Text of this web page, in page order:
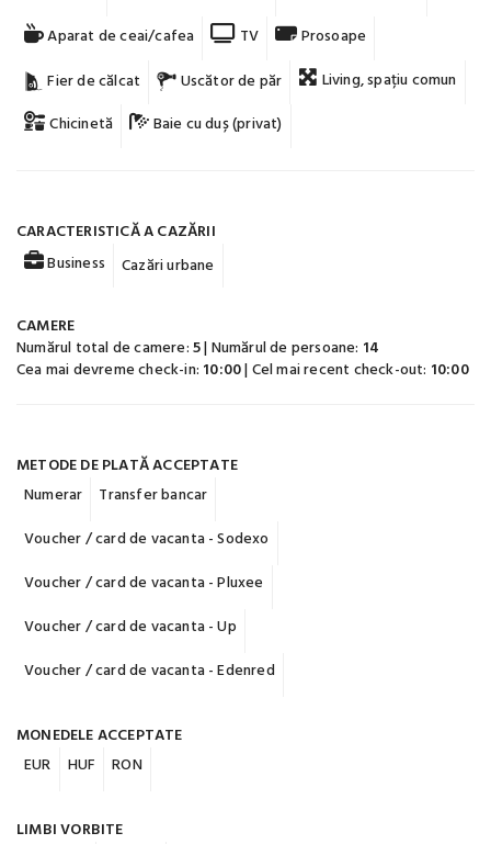
Aparat de ceai/cafea
TV
Prosoape
Fier de călcat
Uscător de păr
Living, spațiu comun
Chicinetă
Baie cu duș (privat)
CARACTERISTICĂ A CAZĂRII
Business
Cazări urbane
CAMERE
Numărul total de camere:5| Numărul de persoane: 14
Cea mai devreme check-in: 10:00| Cel mai recent check-out: 10:00
METODE DE PLATĂ ACCEPTATE
Numerar
Transfer bancar
Voucher / card de vacanta - Sodexo
Voucher / card de vacanta - Pluxee
Voucher / card de vacanta - Up
Voucher / card de vacanta - Edenred
MONEDELE ACCEPTATE
EUR
HUF RON
LIMBI VORBITE